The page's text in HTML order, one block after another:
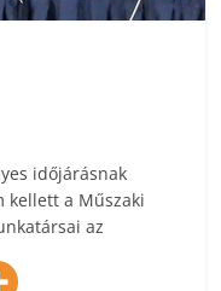
időjárásnak
kellett a Műszaki
az